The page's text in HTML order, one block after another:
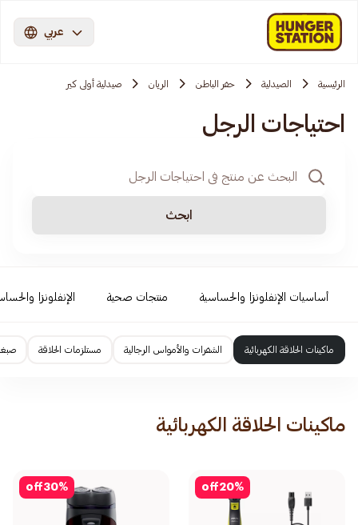
عربي
الرئيسية الصيدلية حفر الباطن الريان صيدلية أولى كير
احتياجات الرجل
ابحث
أساسيات الإنفلونزا والحساسية منتجات صحية الإنفلونزا
ماكينات الحلاقة الكهربائية الشفرات والأمواس الرجالية مستلزمات الحلاقة
ماكينات الحلاقة الكهربائية
20%
off
30%
off